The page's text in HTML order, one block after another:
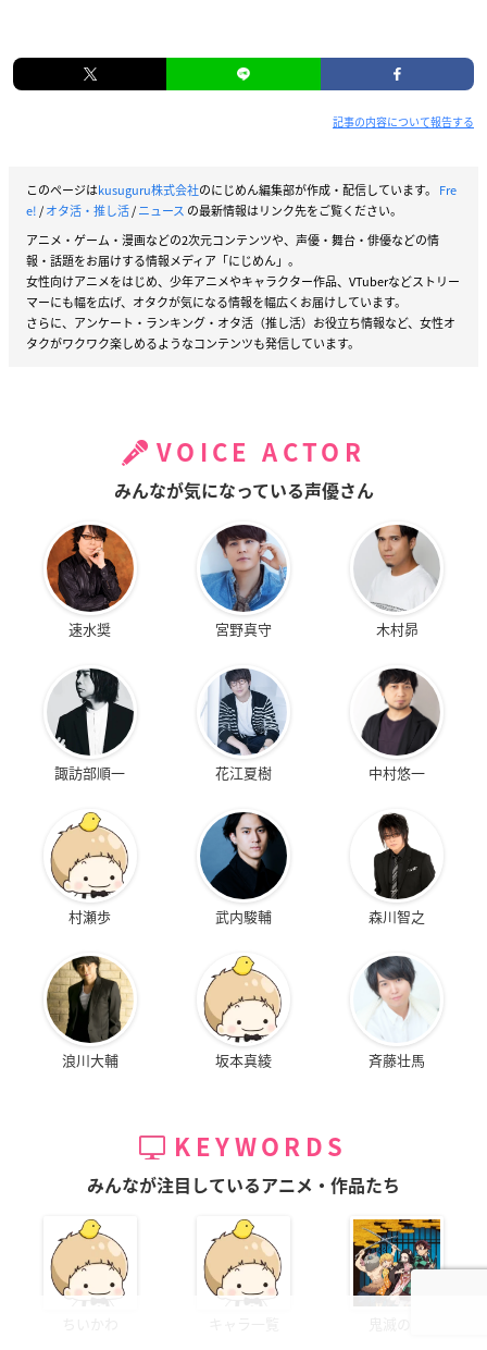
記事の内容について報告する
このページはkusuguru株式会社のにじめん編集部が作成・配信しています。 Fre
e!/オタ活・推し活/ニュース の最新情報はリンク先をご覧ください。
アニメ・ゲーム・漫画などの2次元コンテンツや、声優・舞台・俳優などの情
報・話題をお届けする情報メディア「にじめん」。
女性向けアニメをはじめ、少年アニメやキャラクター作品、VTuberなどストリー
マーにも幅を広げ、オタクが気になる情報を幅広くお届けしています。
さらに、アンケート・ランキング・オタ活（推し活）お役立ち情報など、女性オ
タクがワクワク楽しめるようなコンテンツも発信しています。
VOICE ACTOR
みんなが気になっている声優さん
速水奨 宮野真守 木村昴
諏訪部順一 花江夏樹 中村悠一
村瀬歩 武内駿輔 森川智之
浪川大輔 坂本真綾 斉藤壮馬
KEYWORDS
みんなが注目しているアニメ・作品たち